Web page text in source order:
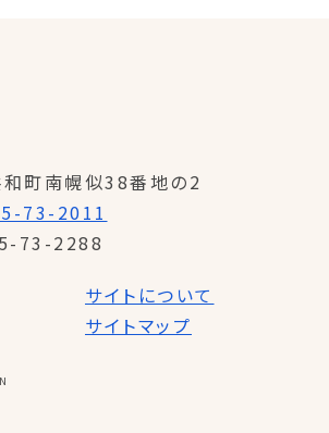
町南幌似38番地の2
73-2011
73-2288
サイトについて
サイトマップ